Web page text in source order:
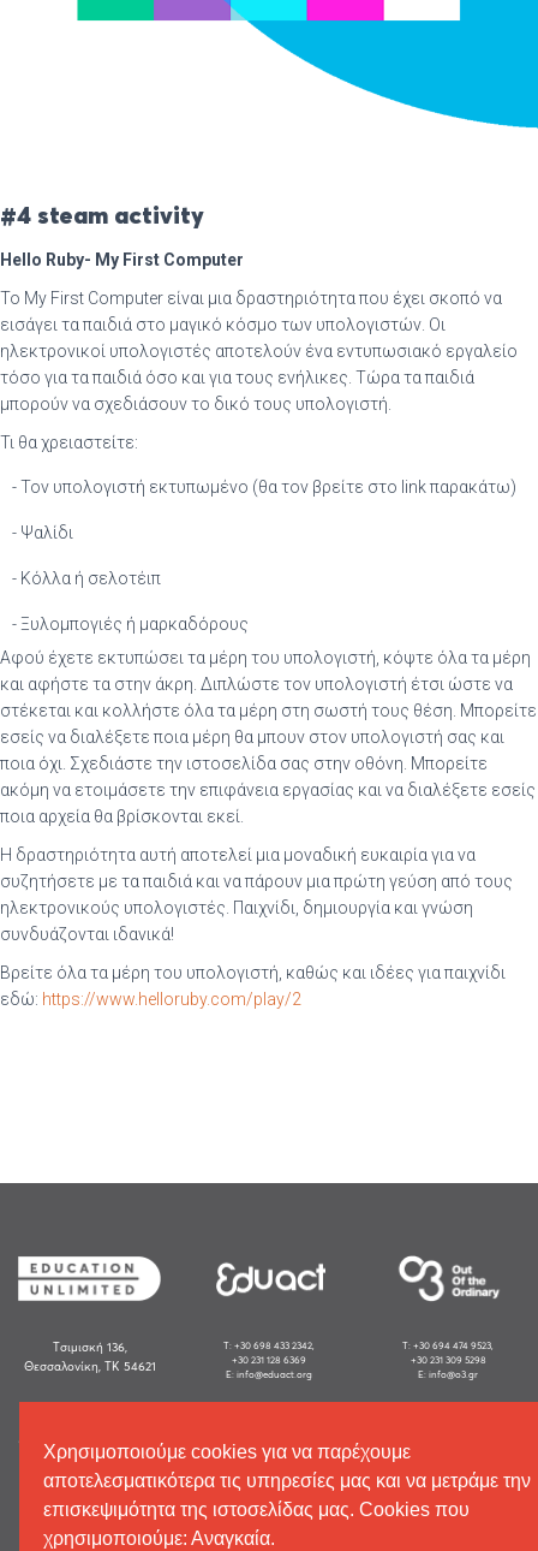
#4 steam activity
Hello Ruby- My First Computer
Το My First Computer είναι μια δραστηριότητα που έχει σκοπό να
εισάγει τα παιδιά στο μαγικό κόσμο των υπολογιστών. Οι
ηλεκτρονικοί υπολογιστές αποτελούν ένα εντυπωσιακό εργαλείο
τόσο για τα παιδιά όσο και για τους ενήλικες. Τώρα τα παιδιά
μπορούν να σχεδιάσουν το δικό τους υπολογιστή.
Τι θα χρειαστείτε:
- Τον υπολογιστή εκτυπωμένο (θα τον βρείτε στο link παρακάτω)
- Ψαλίδι
- Κόλλα ή σελοτέιπ
- Ξυλομπογιές ή μαρκαδόρους
Αφού έχετε εκτυπώσει τα μέρη του υπολογιστή, κόψτε όλα τα μέρη
και αφήστε τα στην άκρη. Διπλώστε τον υπολογιστή έτσι ώστε να
στέκεται και κολλήστε όλα τα μέρη στη σωστή τους θέση. Μπορείτε
εσείς να διαλέξετε ποια μέρη θα μπουν στον υπολογιστή σας και
ποια όχι. Σχεδιάστε την ιστοσελίδα σας στην οθόνη. Μπορείτε
ακόμη να ετοιμάσετε την επιφάνεια εργασίας και να διαλέξετε εσείς
ποια αρχεία θα βρίσκονται εκεί.
Η δραστηριότητα αυτή αποτελεί μια μοναδική ευκαιρία για να
συζητήσετε με τα παιδιά και να πάρουν μια πρώτη γεύση από τους
ηλεκτρονικούς υπολογιστές. Παιχνίδι, δημιουργία και γνώση
συνδυάζονται ιδανικά!
Βρείτε όλα τα μέρη του υπολογιστή, καθώς και ιδέες για παιχνίδι
εδώ: https://www.helloruby.com/play/2
Tσιμισκή 136,
Θεσσαλονίκη, ΤΚ 54621
Τ: +30 698 433 2342,
+30 231 128 6369
E: info@eduact.org
Τ: +30 694 474 9523,
+30 231 309 5298
E: info@o3.gr
GO SOCIAL
Χρησιμοποιούμε cookies για να παρέχουμε
αποτελεσματικότερα τις υπηρεσίες μας και να μετράμε την
επισκεψιμότητα της ιστοσελίδας μας. Cookies που
χρησιμοποιούμε: Αναγκαία.